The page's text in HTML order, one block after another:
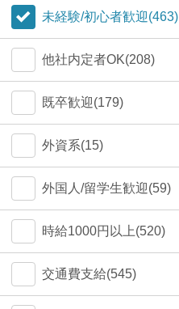
未経験/初心者歓迎(463)
他社内定者OK(208)
既卒歓迎(179)
外資系(15)
外国人/留学生歓迎(59)
時給1000円以上(520)
交通費支給(545)